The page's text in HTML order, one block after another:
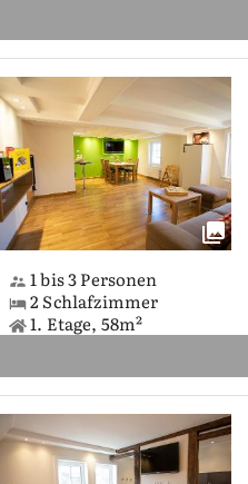
1 bis 3 Personen
2 Schlafzimmer
1. Etage, 58m²